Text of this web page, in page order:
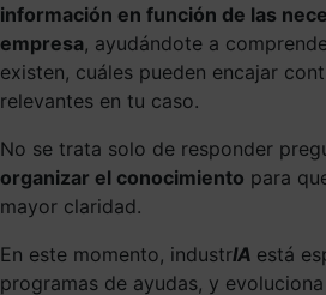
información en función de las
empresa, ayudándote a
existen, cuáles pueden encajar
relevantes en tu caso.
No se trata solo de responder
organizar el conocimiento para
mayor claridad.
En este momento, industrIA está
programas de ayudas, y